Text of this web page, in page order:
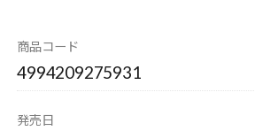
商品コード
4994209275931
発売日